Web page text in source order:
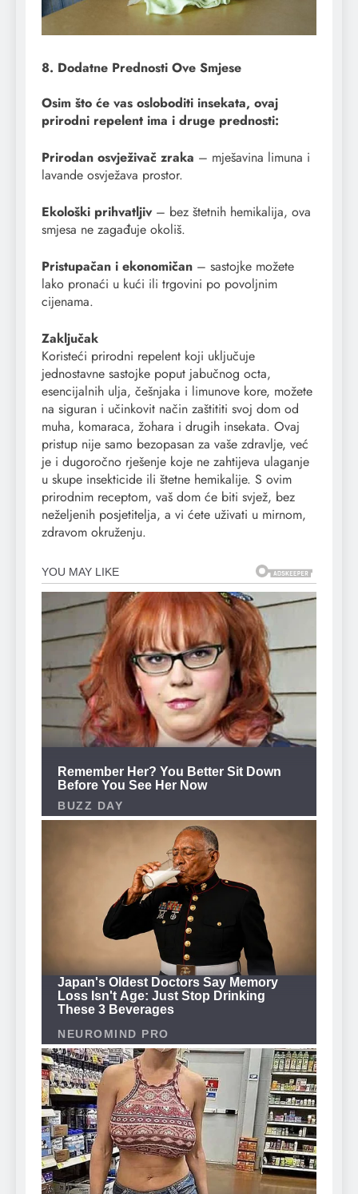
8. Dodatne Prednosti Ove Smjese
Osim što će vas osloboditi insekata, ovaj
prirodni repelent ima i druge prednosti:
Prirodan osvježivač zraka – mješavina limuna i
lavande osvježava prostor.
Ekološki prihvatljiv– bez štetnih hemikalija, ova
smjesa ne zagađuje okoliš.
Pristupačan i ekonomičan – sastojke možete
lako pronaći u kući ili trgovini po povoljnim
cijenama.
Zaključak
Koristeći prirodni repelent koji uključuje
jednostavne sastojke poput jabučnog octa,
esencijalnih ulja, češnjaka i limunove kore, možete
na siguran i učinkovit način zaštititi svoj dom od
muha, komaraca, žohara i drugih insekata. Ovaj
pristup nije samo bezopasan za vaše zdravlje, već
je i dugoročno rješenje koje ne zahtijeva ulaganje
u skupe insekticide ili štetne hemikalije. S ovim
prirodnim receptom, vaš dom će biti svjež, bez
neželjenih posjetitelja, a vi ćete uživati u mirnom,
zdravom okruženju.